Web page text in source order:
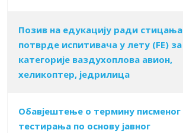
Позив на едукацију ради стицања
потврде испитивача у лету (FE) за
категоријe ваздухоплова авион,
хеликоптер, једрилица
Обавјештење о термину писменог
тестирања по основу јавног